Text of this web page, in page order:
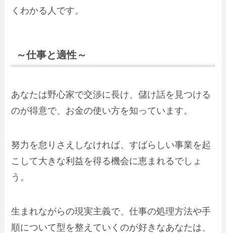
くわかる人です。
～仕事と適性～
あなたは野心家で交渉に長け、儲け話を見つける
のが得意で、お金の使い方を知っています。
努力を怠りさえしなければ、すばらしい事業を起
こして大きな利益を得る機会に恵まれるでしょ
う。
生まれながらの現実主義で、仕事の処理方法や手
順について型を整えていくのが好きなあなたは、